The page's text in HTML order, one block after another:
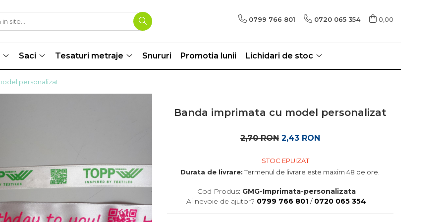
0799 766 801 0720 065 354 0,00
Saci Tesaturi metraje Snururi Promotia lunii Lichidari de stoc
personalizat
Banda imprimata cu model personalizat
2,70 RON 2,43 RON
STOC EPUIZAT
Durata de livrare:Termenul de livrare este maxim 48 de ore.
Cod Produs: GMG-Imprimata-personalizata
Ai nevoie de ajutor? 0799 766 801 / 0720 065 354